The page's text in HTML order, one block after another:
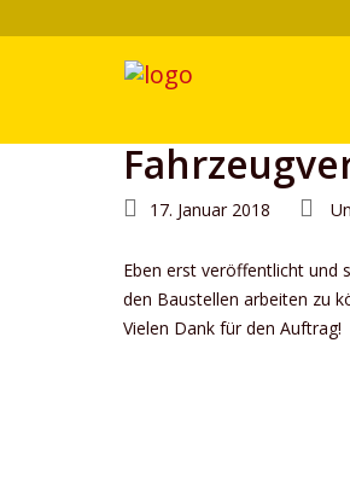
17. Januar 2018
Eben erst veröffentlicht und
den Baustellen arbeiten zu
Vielen Dank für den Auftrag!